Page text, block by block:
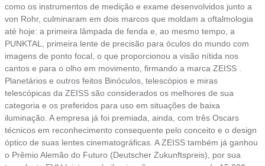
como os instrumentos de medição e exame desenvolvidos junto a
von Rohr, culminaram em dois marcos que moldam a oftalmologia
até hoje: a primeira lâmpada de fenda e, ao mesmo tempo, a
PUNKTAL, primeira lente de precisão para óculos do mundo com
imagens de ponto focal, o que proporcionou a visão nítida nos
cantos e para o olho em movimento, firmando a marca ZEISS .
Planetários e outros feitos Binóculos, telescópios e miras
telescópicas da ZEISS são considerados os melhores de sua
categoria e os preferidos para uso em situações de baixa
iluminação. A empresa já foi premiada, ainda, com três Oscars
técnicos em reconhecimento consequente pelo conceito e o design
óptico de suas lentes cinematográficas. A ZEISS também já ganhou
o Prêmio Alemão do Futuro (Deutscher Zukunftspreis), por sua